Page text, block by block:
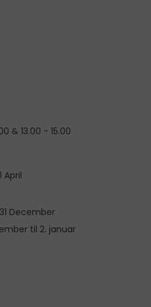
& 13.00 - 15.00
April
December
til 2. januar